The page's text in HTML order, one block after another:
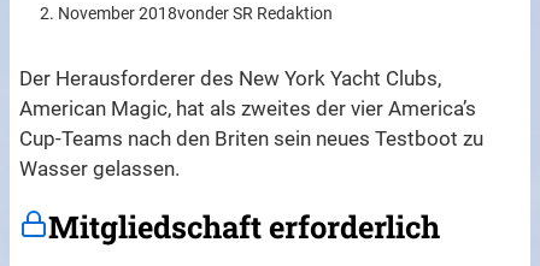
2. November 2018vonder SR Redaktion
Der Herausforderer des New York Yacht Clubs,
American Magic, hat als zweites der vier America’s
Cup-Teams nach den Briten sein neues Testboot zu
Wasser gelassen.
Mitgliedschaft erforderlich